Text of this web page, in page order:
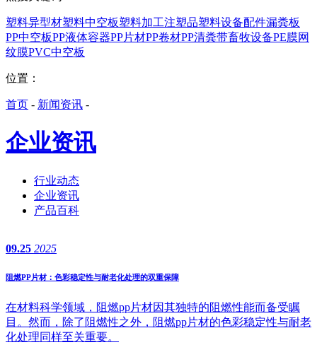
塑料异型材塑料中空板塑料加工注塑品塑料设备配件漏粪板
PP中空板PP液体容器PP片材PP卷材PP清粪带畜牧设备PE膜网
纹膜PVC中空板
位置：
首页 - 新闻资讯 -
企业资讯
行业动态
企业资讯
产品百科
09.25 2025
阻燃PP片材：色彩稳定性与耐老化处理的双重保障
在材料科学领域，阻燃pp片材因其独特的阻燃性能而备受瞩
目。然而，除了阻燃性之外，阻燃pp片材的色彩稳定性与耐老
化处理同样至关重要。